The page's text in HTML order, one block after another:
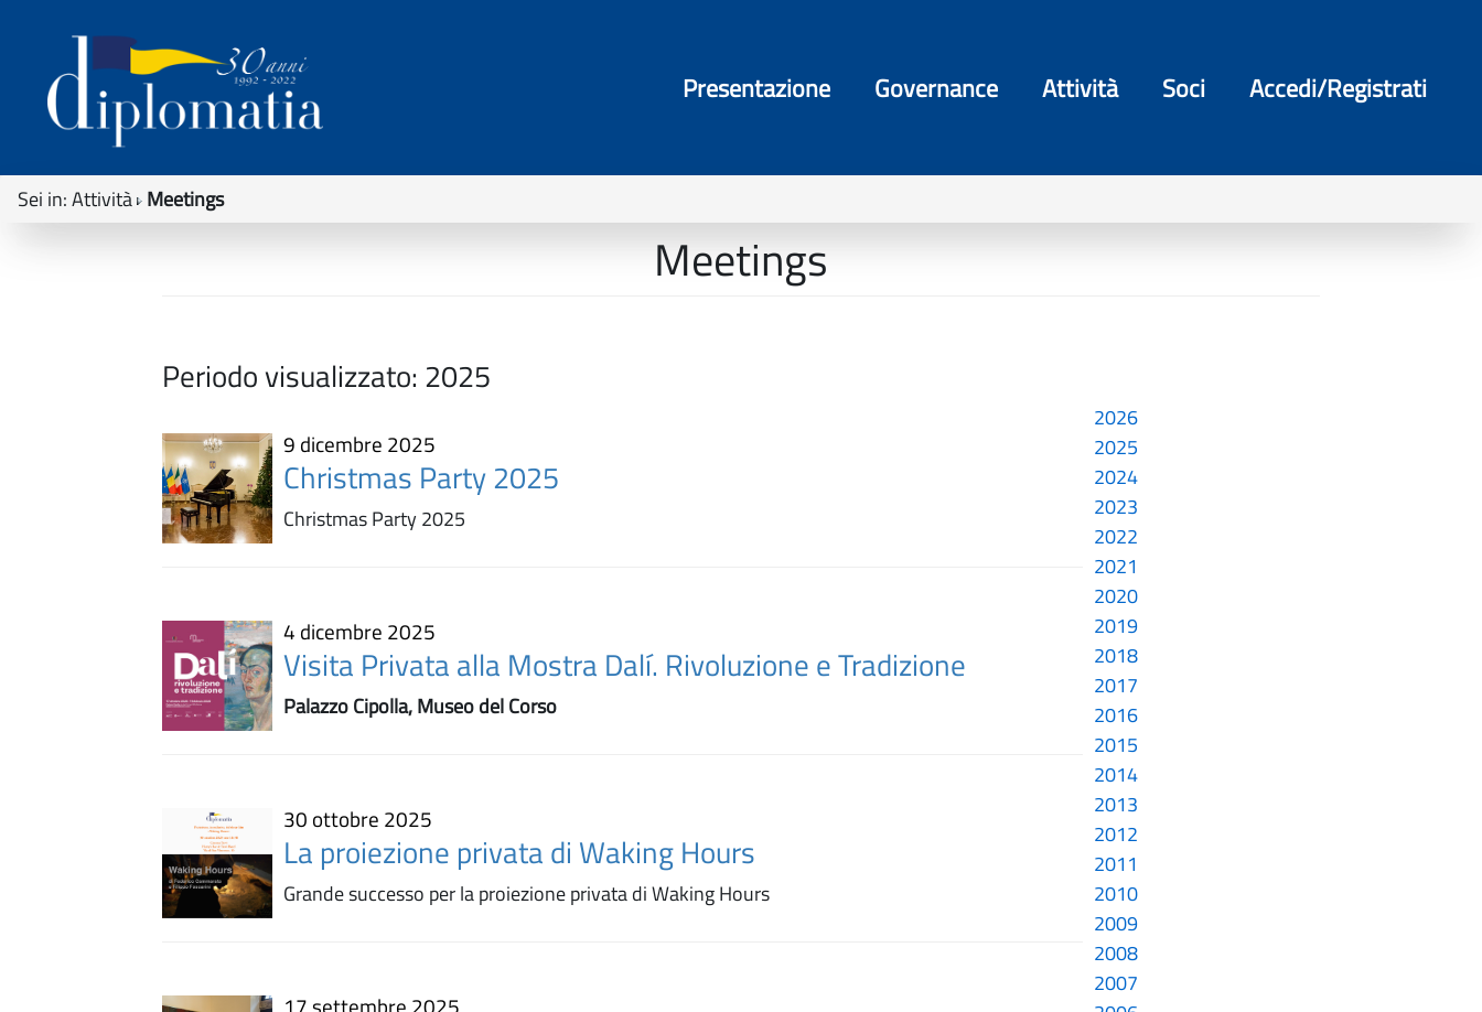
Presentazione Governance Attività Soci Accedi/Registrati
Sei in:Attività Meetings
Meetings
Periodo visualizzato: 2025
9 dicembre 2025
Christmas Party 2025
Christmas Party 2025
4 dicembre 2025
Visita Privata alla Mostra Dalí. Rivoluzione e Tradizione
Palazzo Cipolla, Museo del Corso
30 ottobre 2025
La proiezione privata di Waking Hours
Grande successo per la proiezione privata di Waking Hours
2026
2025
2024
2023
2022
2021
2020
2019
2018
2017
2016
2015
2014
2013
2012
2011
2010
2009
2008
2007